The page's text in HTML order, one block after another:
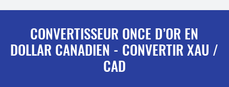
CONVERTISSEUR ONCE D’OR EN
DOLLAR CANADIEN - CONVERTIR XAU /
CAD